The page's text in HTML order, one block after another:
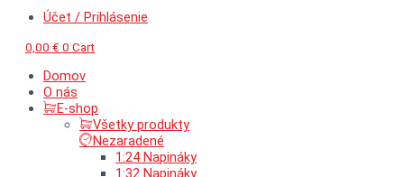
Účet / Prihlásenie
0,00 € 0 Cart
Domov
O nás
E-shop
Všetky produkty
Nezaradené
1:24 Napináky
1:32 Napináky